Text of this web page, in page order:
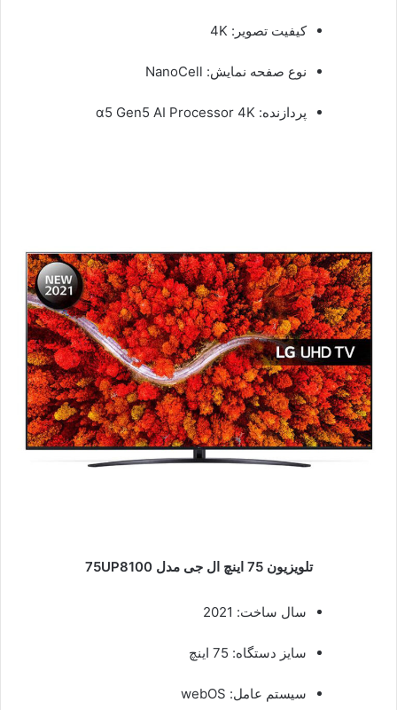
کیفیت تصویر: 4K
نوع صفحه نمایش: NanoCell
پردازنده: α5 Gen5 AI Processor 4K
تلویزیون 75 اینچ ال جی مدل 75UP8100
سال ساخت: 2021
سایز دستگاه: 75 اینچ
سیستم عامل: webOS